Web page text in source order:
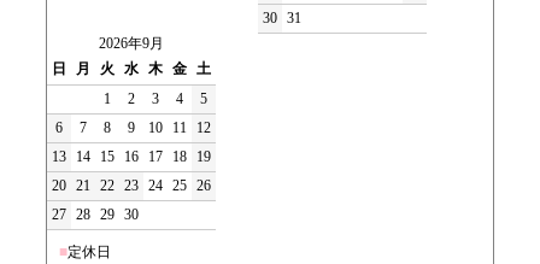
30 31
2026年9月
日
月 火 水 木 金 土
1
2 3 4
5
6
7 8 9 10 11
12
13
14 15 16 17 18
19
20 21 22 23 24 25 26
27 28 29 30
■定休日